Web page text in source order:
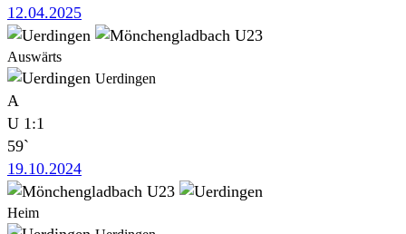
12.04.2025
Auswärts
Uerdingen
A
U 1:1
59`
19.10.2024
Heim